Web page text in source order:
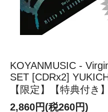
KOYANMUSIC -
SET [CDRx2]
【限定】【特典付き】
2,860円(税260円)